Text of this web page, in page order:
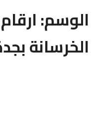
الوسم:
الخرسانة بجدة